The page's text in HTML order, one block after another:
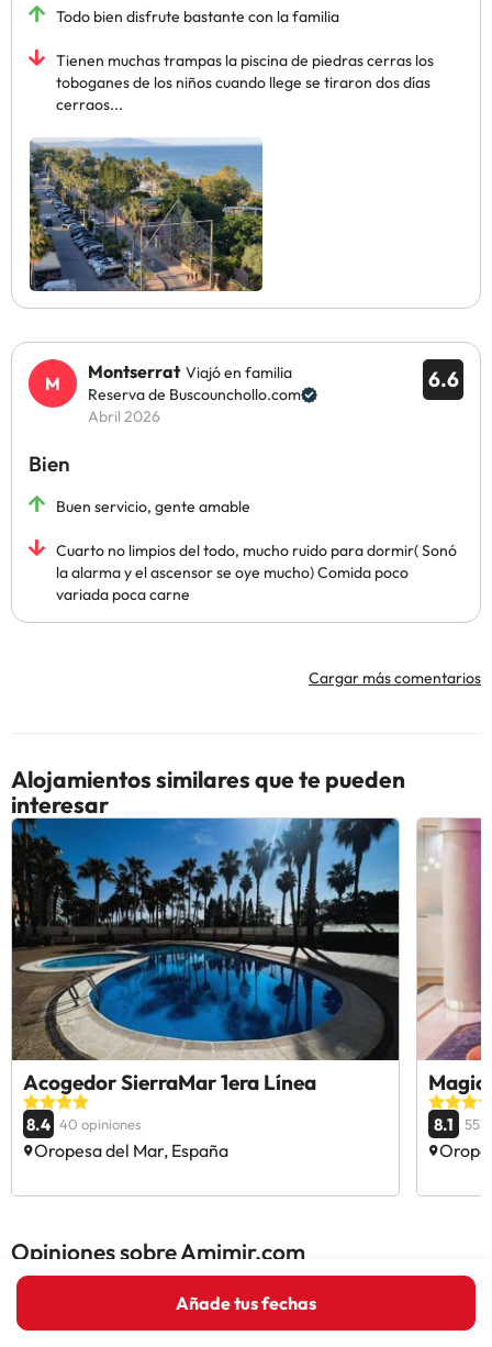
Añade tus fechas
Todo bien disfrute bastante con la familia
Tienen muchas trampas la piscina de piedras cerras los
toboganes de los niños cuando llege se tiraron dos días
cerraos...
6.6
Montserrat Viajó en familia
Reserva de Buscounchollo.com
Abril 2026
Bien
Buen servicio, gente amable
Cuarto no limpios del todo, mucho ruido para dormir( Sonó
la alarma y el ascensor se oye mucho) Comida poco
variada poca carne
Cargar más comentarios
Alojamientos similares que te pueden
interesar
Acogedor SierraMar 1era Línea
8.4 40 opiniones
Oropesa del Mar, España
Magic
8.1 553
Opiniones sobre Amimir.com